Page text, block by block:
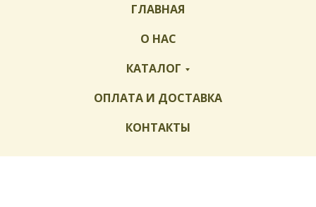
ГЛАВНАЯ
О НАС
КАТАЛОГ
ОПЛАТА И ДОСТАВКА
КОНТАКТЫ